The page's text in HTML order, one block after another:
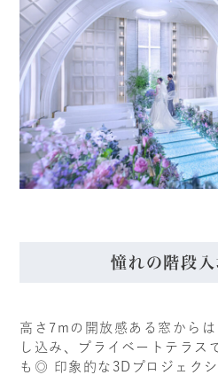
憧れの階段
高さ7mの開放感ある窓から
し込み、プライベートテラス
も◎ 印象的な3Dプロジェク